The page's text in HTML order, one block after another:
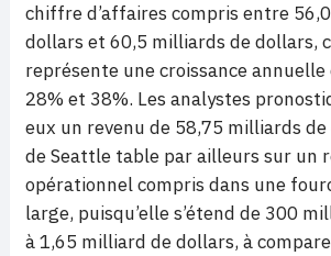
chiffre d’affaires compris entre
dollars et 60,5 milliards de dollars,
représente une croissance
28% et 38%. Les analystes
eux un revenu de 58,75 milliards
de Seattle table par ailleurs sur un
opérationnel compris dans une
large, puisqu’elle s’étend de 300
à 1,65 milliard de dollars, à